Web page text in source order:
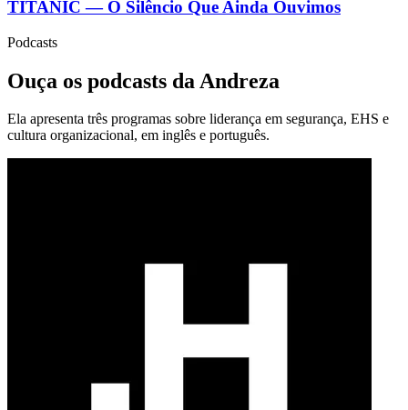
TITANIC — O Silêncio Que Ainda Ouvimos
Podcasts
Ouça os podcasts da Andreza
Ela apresenta três programas sobre liderança em segurança, EHS e
cultura organizacional, em inglês e português.